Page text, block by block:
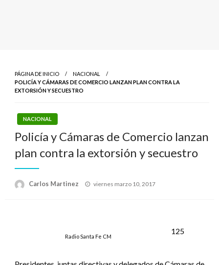
PÁGINA DE INICIO
NACIONAL
POLICÍA Y CÁMARAS DE COMERCIO LANZAN PLAN CONTRA LA
EXTORSIÓN Y SECUESTRO
NACIONAL
Policía y Cámaras de Comercio lanzan
plan contra la extorsión y secuestro
Carlos Martinez
Publicado
viernes marzo 10, 2017
Radio Santa Fe CM
125